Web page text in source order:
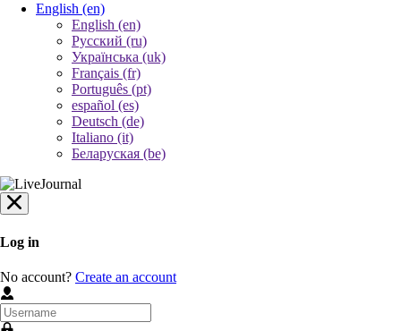
English (en)
English (en)
Русский (ru)
Українська (uk)
Français (fr)
Português (pt)
español (es)
Deutsch (de)
Italiano (it)
Беларуская (be)
Log in
No account? Create an account